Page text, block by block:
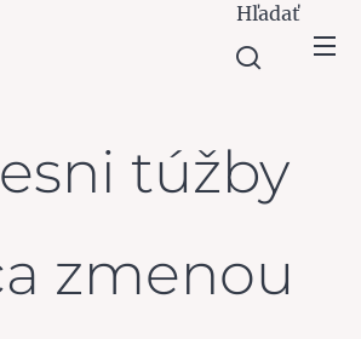
Hľadať
túžby
zmenou